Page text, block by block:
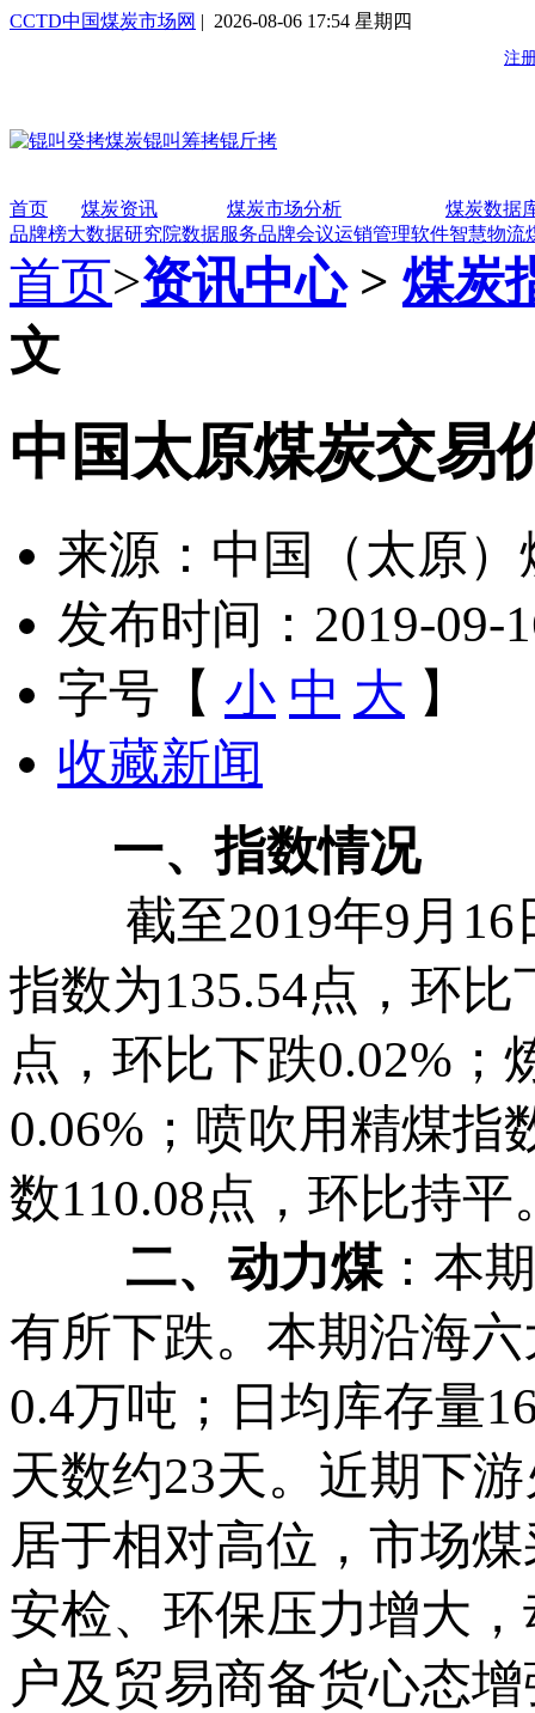
CCTD中国煤炭市场网 | 2026-08-06 17:54 星期四
首页 煤炭资讯 煤炭市场分析
煤炭数据
品牌榜大数据研究院数据服务品牌会议运销管理软件智慧物流
首页>资讯中心> 煤炭
文
中国太原煤炭交易
来源：中国（太原
发布时间：2019-09-
字号【 小 中 大 】
收藏新闻
一、指数情况
截至2019年9月16
指数为135.54点，环
点，环比下跌0.02%；
0.06%；喷吹用精煤指
数110.08点，环比持平
二、动力煤：本
有所下跌。本期沿海
0.4万吨；日均库存量
天数约23天。近期下
居于相对高位，市场
安检、环保压力增大
户及贸易商备货心态